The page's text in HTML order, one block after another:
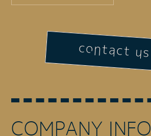
contact us
COMPANY INFO